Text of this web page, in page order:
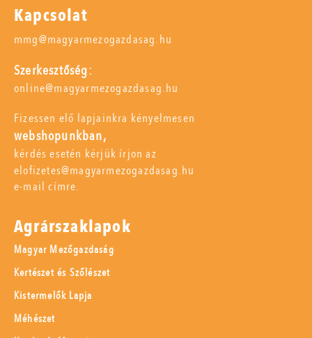
Kapcsolat
mmg@magyarmezogazdasag.hu
Szerkesztőség:
online@magyarmezogazdasag.hu
Fizessen elő lapjainkra kényelmesen
webshopunkban,
kérdés esetén kérjük írjon az
elofizetes@magyarmezogazdasag.hu
e-mail címre.
Agrárszaklapok
Magyar Mezőgazdaság
Kertészet és Szőlészet
Kistermelők Lapja
Méhészet